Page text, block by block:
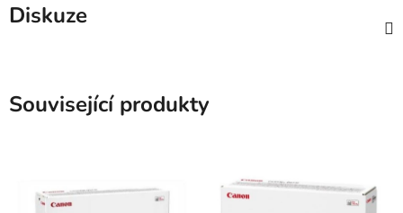
Diskuze
Související produkty